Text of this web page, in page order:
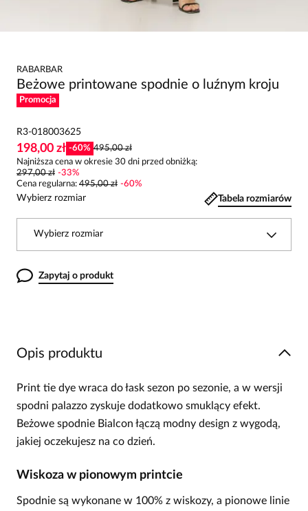
RABARBAR
Beżowe printowane spodnie o luźnym kroju
Promocja
R3-018003625
198,00 zł -60% 495,00 zł
Najniższa cena w okresie 30 dni przed obniżką:
297,00 zł -33%
Cena regularna: 495,00 zł -60%
Wybierz rozmiar Tabela rozmiarów
Wybierz rozmiar
Zapytaj o produkt
Opis produktu
Print tie dye wraca do łask sezon po sezonie, a w wersji
spodni palazzo zyskuje dodatkowo smuklący efekt.
Beżowe spodnie Bialcon łączą modny design z wygodą,
jakiej oczekujesz na co dzień.
Wiskoza w pionowym printcie
Spodnie są wykonane w 100% z wiskozy, a pionowe linie